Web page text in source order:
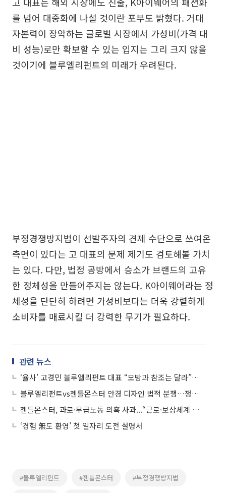
를 넘어 대중화에 나설 것이란 포부도 밝혔다. 거대
자본력이 장악하는 글로벌 시장에서 가성비(가격 대
비 성능)로만 확보할 수 있는 입지는 그리 크지 않을
것이기에 블루엘리펀트의 미래가 우려된다.
부정경쟁방지법이 선발주자의 견제 수단으로 쓰여온
측면이 있다는 고 대표의 문제 제기도 검토해볼 가치
는 있다. 다만, 법정 공방에서 승소가 브랜드의 고유
한 정체성을 만들어주지는 않는다. K아이웨어라는 정
체성을 단단히 하려면 가성비보다는 더욱 강렬하게
소비자를 매료시킬 더 강력한 무기가 필요하다.
관련 뉴스
‘율사’ 고경민 블루엘리펀트 대표 “모방과 참조는 달라”…젠틀몬스터 소송 “핵심은 위법성 여부”
블루엘리펀트vs젠틀몬스터 안경 디자인 법적 분쟁…쟁점은 ‘형태적 특이성’
젠틀몬스터, 과로·무급노동 의혹 사과...“근로·보상체계 전면 개선”
‘경험 無도 환영’ 첫 일자리 도전 설명서
#블루엘리펀트 #젠틀몬스터 #부정경쟁방지법